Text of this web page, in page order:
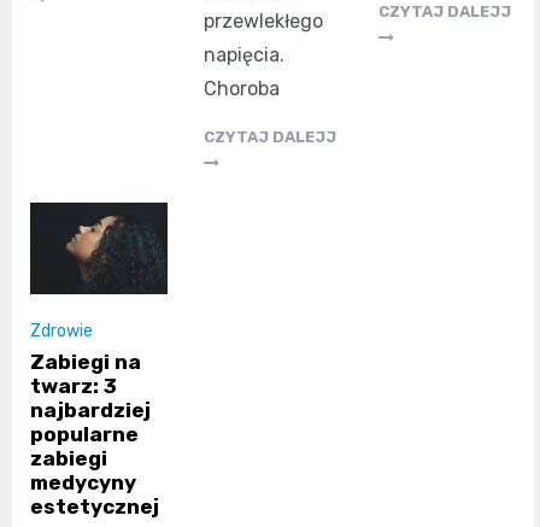
przewlekłego
napięcia.
Choroba
CZYTAJ DALEJJ
CZYTAJ DALEJJ
Zdrowie
Zabiegi na
twarz: 3
najbardziej
popularne
zabiegi
medycyny
estetycznej